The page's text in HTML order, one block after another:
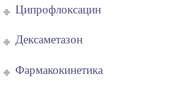
Ципрофлоксацин
Дексаметазон
Фармакокинетика